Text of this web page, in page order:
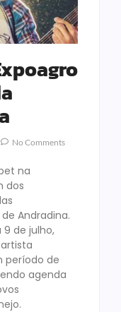
No Comments
na
dos
Andradina.
de julho,
período de
agenda